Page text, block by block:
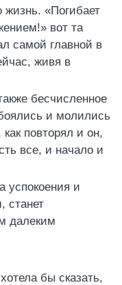
«Погибает
вот та
самой главной в
живя в
бесчисленное
и молились
повторял и он,
все, и начало и
успокоения и
станет
далеким
бы сказать,